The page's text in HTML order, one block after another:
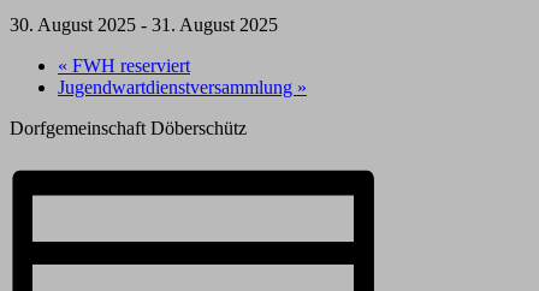
30. August 2025 - 31. August 2025
« FWH reserviert
Jugendwartdienstversammlung »
Dorfgemeinschaft Döberschütz